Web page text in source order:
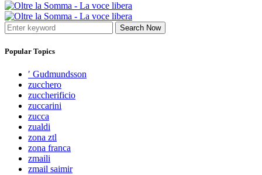
Search Now
Popular Topics
′ Gudmundsson
zucchero
zuccherificio
zuccarini
zucca
zualdi
zona ztl
zona franca
zmaili
zmail saimir